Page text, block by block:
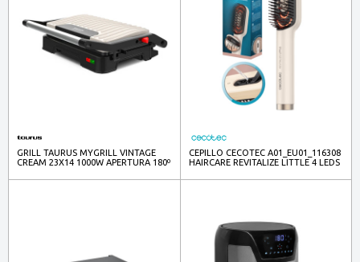
GRILL TAURUS MYGRILL VINTAGE
CREAM 23X14 1000W APERTURA 180º
CEPILLO CECOTEC A01_EU01_116308
HAIRCARE REVITALIZE LITTLE 4 LEDS